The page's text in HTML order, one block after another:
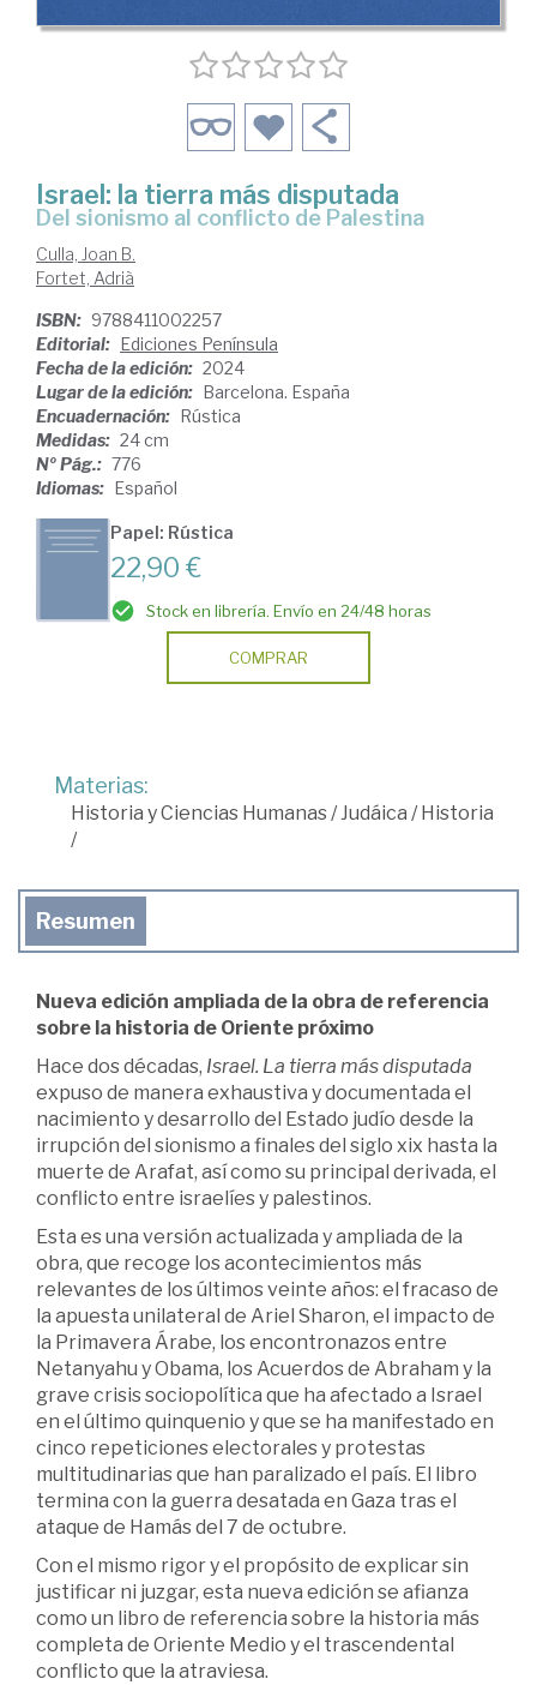
Israel: la tierra más disputada
Del sionismo al conflicto de Palestina
Culla, Joan B.
Fortet, Adrià
ISBN: 9788411002257
Editorial: Ediciones Península
Fecha de la edición: 2024
Lugar de la edición: Barcelona. España
Encuadernación: Rústica
Medidas: 24 cm
Nº Pág.: 776
Idiomas: Español
Papel: Rústica
22,90 €
Stock en librería. Envío en 24/48 horas
COMPRAR
Materias:
Historia y Ciencias Humanas/Judáica /Historia
/
Resumen
Nueva edición ampliada de la obra de referencia
sobre la historia de Oriente próximo
Hace dos décadas, Israel. La tierra más disputada
expuso de manera exhaustiva y documentada el
nacimiento y desarrollo del Estado judío desde la
irrupción del sionismo a finales del siglo xix hasta la
muerte de Arafat, así como su principal derivada, el
conflicto entre israelíes y palestinos.
Esta es una versión actualizada y ampliada de la
obra, que recoge los acontecimientos más
relevantes de los últimos veinte años: el fracaso de
la apuesta unilateral de Ariel Sharon, el impacto de
la Primavera Árabe, los encontronazos entre
Netanyahu y Obama, los Acuerdos de Abraham y la
grave crisis sociopolítica que ha afectado a Israel
en el último quinquenio y que se ha manifestado en
cinco repeticiones electorales y protestas
multitudinarias que han paralizado el país. El libro
termina con la guerra desatada en Gaza tras el
ataque de Hamás del 7 de octubre.
Con el mismo rigor y el propósito de explicar sin
justificar ni juzgar, esta nueva edición se afianza
como un libro de referencia sobre la historia más
completa de Oriente Medio y el trascendental
conflicto que la atraviesa.